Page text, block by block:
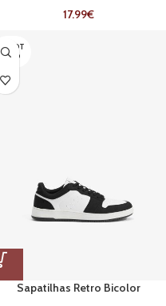
17.99€
ESGOT
ADO
Sapatilhas Retro Bicolor